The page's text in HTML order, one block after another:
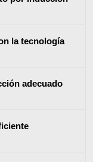
la tecnología
adecuado